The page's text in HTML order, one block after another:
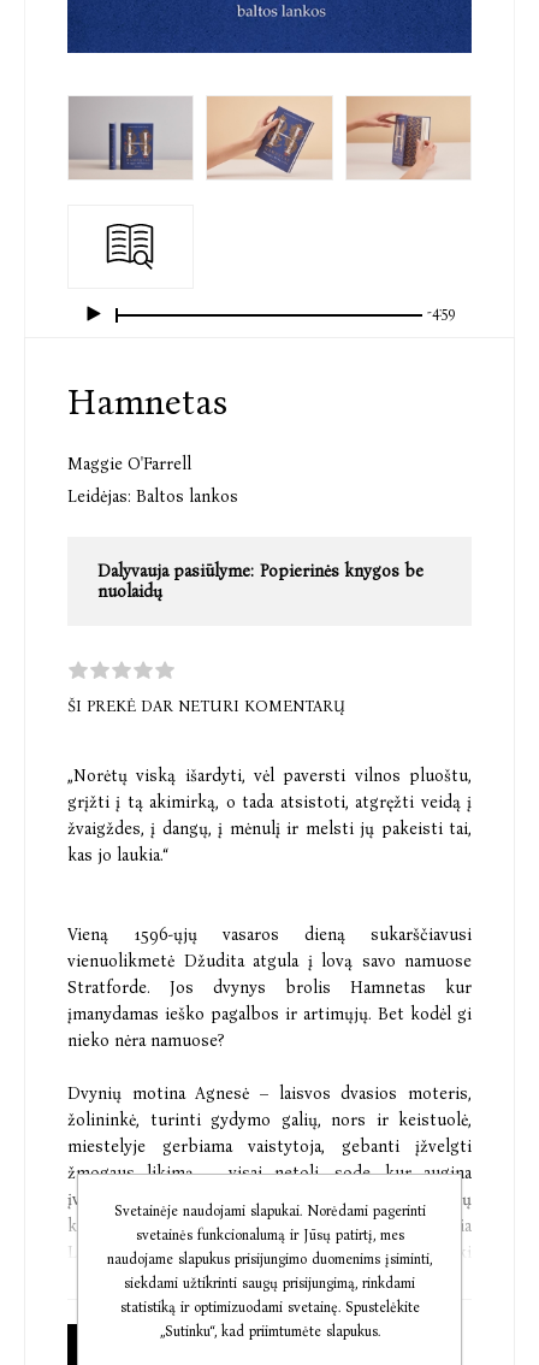
-4:59
Hamnetas
Maggie O'Farrell
Leidėjas: Baltos lankos
Dalyvauja pasiūlyme: Popierinės knygos be
nuolaidų
ŠI PREKĖ DAR NETURI KOMENTARŲ
„Norėtų viską išardyti, vėl paversti vilnos pluoštu,
grįžti į tą akimirką, o tada atsistoti, atgręžti veidą į
žvaigždes, į dangų, į mėnulį ir melsti jų pakeisti tai,
kas jo laukia.“
Vieną 1596-ųjų vasaros dieną sukarščiavusi
vienuolikmetė Džudita atgula į lovą savo namuose
Stratforde. Jos dvynys brolis Hamnetas kur
įmanydamas ieško pagalbos ir artimųjų. Bet kodėl gi
nieko nėra namuose?
Dvynių motina Agnesė – laisvos dvasios moteris,
žolininkė, turinti gydymo galių, nors ir keistuolė,
miestelyje gerbiama vaistytoja, gebanti įžvelgti
žmogaus likimą, – visai netoli, sode, kur augina
įvairiausias gydomąsias žoleles. Jų tėvas, lotynų
kalbos mokytojas ir talentingas dramaturgas, kuria
Londone. Jie dar nenujaučia, kad vienas iš jų vaikų iki
savaitės pabaigos neišgyvens.
Svetainėje naudojami slapukai. Norėdami pagerinti
svetainės funkcionalumą ir Jūsų patirtį, mes
naudojame slapukus prisijungimo duomenims įsiminti,
siekdami užtikrinti saugų prisijungimą, rinkdami
statistiką ir optimizuodami svetainę. Spustelėkite
„Sutinku“, kad priimtumėte slapukus.